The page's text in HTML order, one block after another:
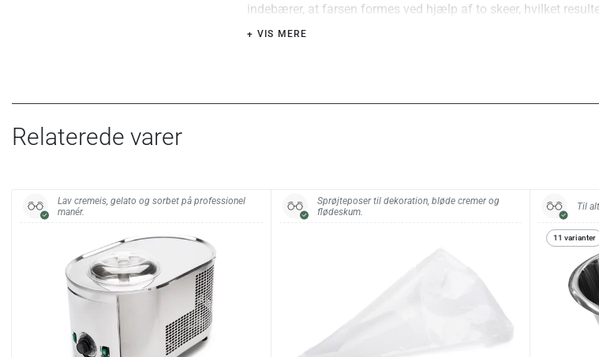
indebærer, at farsen formes ved hjælp af to skeer, hvilket
glat, elegant form.
Vedligehold:
+ VIS MERE
Relaterede varer
Lav cremeis, gelato og sorbet på professionel
manér.
Sprøjteposer til dekoration, bløde cremer og
flødeskum.
Til
11 varianter